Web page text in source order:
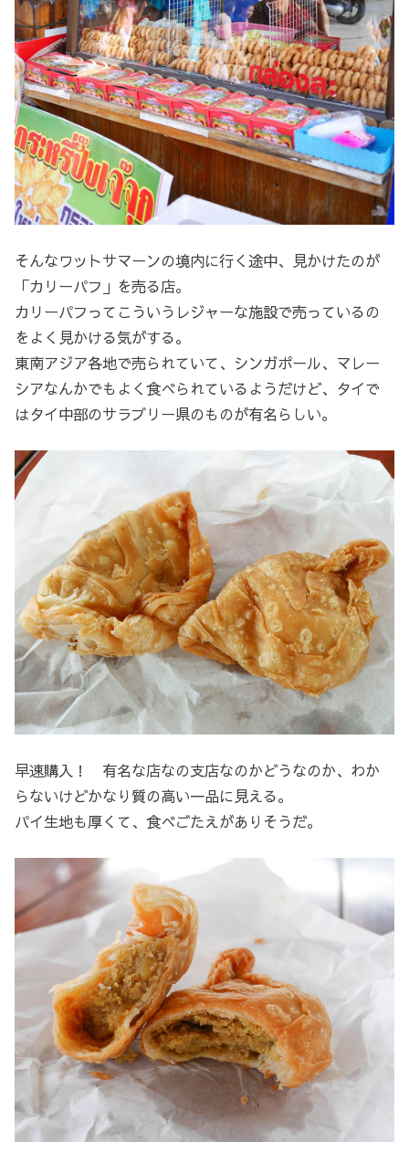
そんなワットサマーンの境内に行く途中、見かけたのが
「カリーパフ」を売る店。
カリーパフってこういうレジャーな施設で売っているの
をよく見かける気がする。
東南アジア各地で売られていて、シンガポール、マレー
シアなんかでもよく食べられているようだけど、タイで
はタイ中部のサラブリー県のものが有名らしい。
早速購入！ 有名な店なの支店なのかどうなのか、わか
らないけどかなり質の高い一品に見える。
パイ生地も厚くて、食べごたえがありそうだ。